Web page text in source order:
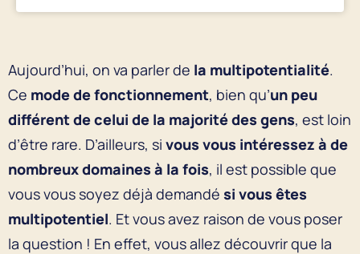
Aujourd’hui, on va parler de la multipotentialité.
Ce mode de fonctionnement, bien qu’un peu
différent de celui de la majorité des gens, est loin
d’être rare. D’ailleurs, si vous vous intéressez à de
nombreux domaines à la fois, il est possible que
vous vous soyez déjà demandé si vous êtes
multipotentiel. Et vous avez raison de vous poser
la question ! En effet, vous allez découvrir que la